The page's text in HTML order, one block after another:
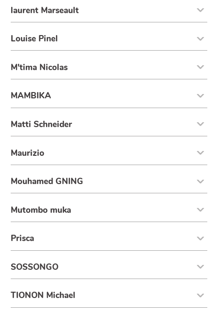
laurent Marseault
Louise Pinel
M'tima Nicolas
MAMBIKA
Matti Schneider
Maurizio
Mouhamed GNING
Mutombo muka
Prisca
SOSSONGO
TIONON Michael